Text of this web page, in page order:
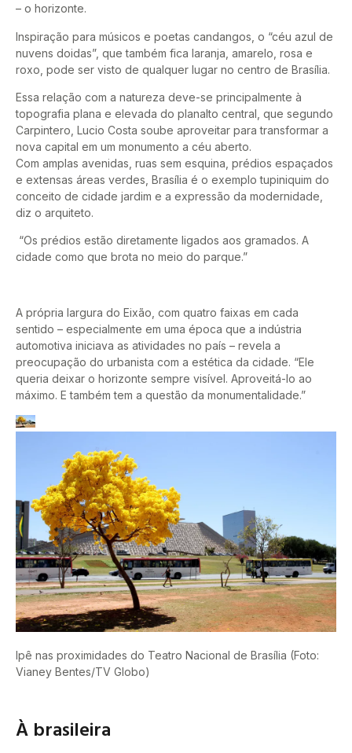
– o horizonte.
Inspiração para músicos e poetas candangos, o “céu azul de
nuvens doidas”, que também fica laranja, amarelo, rosa e
roxo, pode ser visto de qualquer lugar no centro de Brasília.
Essa relação com a natureza deve-se principalmente à
topografia plana e elevada do planalto central, que segundo
Carpintero, Lucio Costa soube aproveitar para transformar a
nova capital em um monumento a céu aberto.
Com amplas avenidas, ruas sem esquina, prédios espaçados
e extensas áreas verdes, Brasília é o exemplo tupiniquim do
conceito de cidade jardim e a expressão da modernidade,
diz o arquiteto.
“Os prédios estão diretamente ligados aos gramados. A
cidade como que brota no meio do parque.”
A própria largura do Eixão, com quatro faixas em cada
sentido – especialmente em uma época que a indústria
automotiva iniciava as atividades no país – revela a
preocupação do urbanista com a estética da cidade. “Ele
queria deixar o horizonte sempre visível. Aproveitá-lo ao
máximo. E também tem a questão da monumentalidade.”
Ipê nas proximidades do Teatro Nacional de Brasília (Foto:
Vianey Bentes/TV Globo)
À brasileira